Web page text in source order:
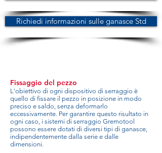
Richiedi informazioni sulle ganasce Std
Fissaggio del pezzo
L'obiettivo di ogni dispositivo di serraggio è
quello di fissare il pezzo in posizione in modo
preciso e saldo, senza deformarlo
eccessivamente. Per garantire questo risultato in
ogni caso, i sistemi di serraggio Gremotool
possono essere dotati di diversi tipi di ganasce,
indipendentemente dalla serie e dalle
dimensioni.